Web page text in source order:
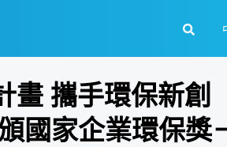
畫 攜手環保新創
國家企業環保獎